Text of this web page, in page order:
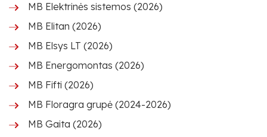
MB Elektrinės sistemos (2026)
MB Elitan (2026)
MB Elsys LT (2026)
MB Energomontas (2026)
MB Fifti (2026)
MB Floragra grupė (2024-2026)
MB Gaita (2026)